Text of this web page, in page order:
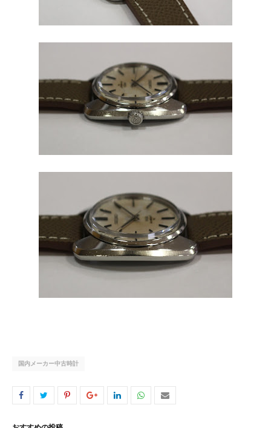
国内メーカー中古時計